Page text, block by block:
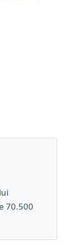
70.500